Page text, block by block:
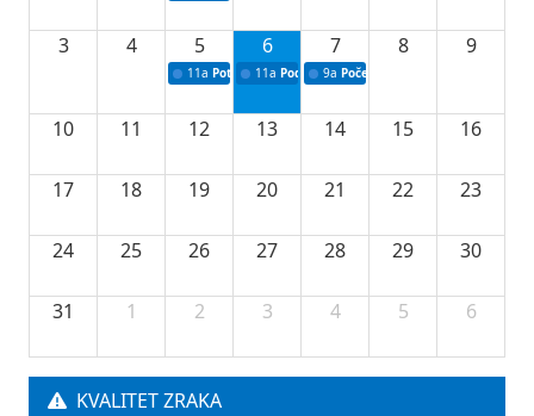
3 4 5
11a Potpisivanje ugovora o stipendijama za
6
11a Podrška razvoju vodne infrastrukture u
7
9a Početak izgradnje nove
8 9
10 11 12 13 14 15 16
17 18 19 20 21 22 23
24 25 26 27 28 29 30
31 1 2 3 4 5 6
KVALITET ZRAKA